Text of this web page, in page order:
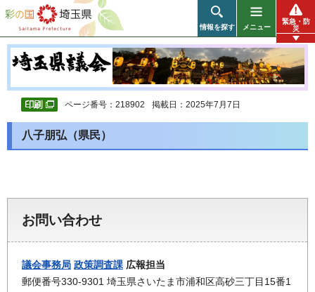
彩の国 埼玉県
情報を探す メニュー
緊急・防
災
ページ番号：218902 掲載日：2025年7月7日
八子朋弘（県民）
お問い合わせ
議会事務局 政策調査課 広報担当
郵便番号330-9301 埼玉県さいたま市浦和区高砂三丁目15番1